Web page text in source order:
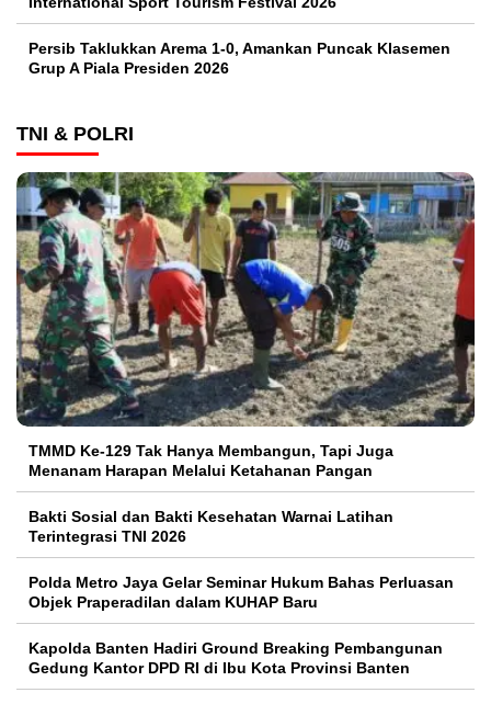
Persib Taklukkan Arema 1-0, Amankan Puncak Klasemen
Grup A Piala Presiden 2026
TNI & POLRI
TMMD Ke-129 Tak Hanya Membangun, Tapi Juga
Menanam Harapan Melalui Ketahanan Pangan
Bakti Sosial dan Bakti Kesehatan Warnai Latihan
Terintegrasi TNI 2026
Polda Metro Jaya Gelar Seminar Hukum Bahas Perluasan
Objek Praperadilan dalam KUHAP Baru
Kapolda Banten Hadiri Ground Breaking Pembangunan
Gedung Kantor DPD RI di Ibu Kota Provinsi Banten